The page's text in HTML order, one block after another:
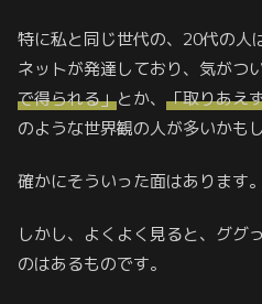
特に私と同じ世代の、20代の人
ネットが発達しており、気がつ
で得られる」とか、 「取りあえ
のような世界観の人が多いかも
確かにそういった面はあります。
しかし、よくよく見ると、ググ
のはあるものです。